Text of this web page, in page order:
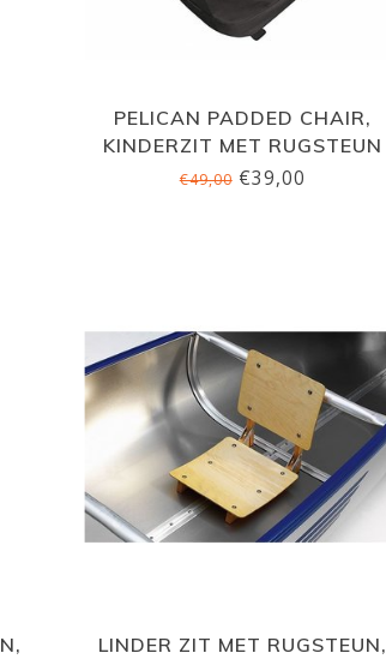
PELICAN PADDED CHAIR,
KINDERZIT MET RUGSTEUN
€49,00€39,00
LINDER ZIT MET RUGSTEUN,